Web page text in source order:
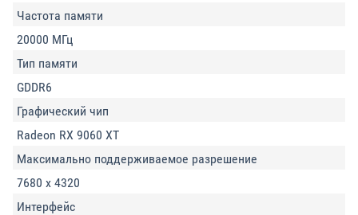
Частота памяти
20000 МГц
Тип памяти
GDDR6
Графический чип
Radeon RX 9060 XT
Максимально поддерживаемое разрешение
7680 x 4320
Интерфейс